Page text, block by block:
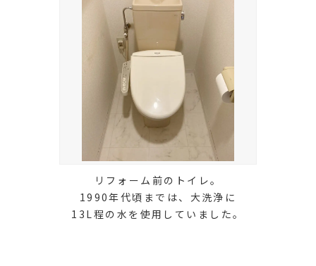
リフォーム前のトイレ。
1990年代頃までは、大洗浄に
13L程の水を使用していました。